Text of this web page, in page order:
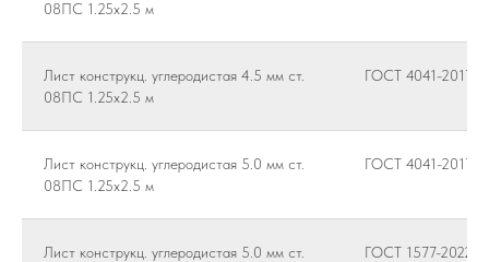
08ПС 1.25х2.5 м
Лист конструкц. углеродистая 4.5 мм ст.
08ПС 1.25х2.5 м
ГОСТ 4041-2017
Лист конструкц. углеродистая 5.0 мм ст.
08ПС 1.25х2.5 м
ГОСТ 4041-2017
Лист конструкц. углеродистая 5.0 мм ст.
ГОСТ 1577-2022